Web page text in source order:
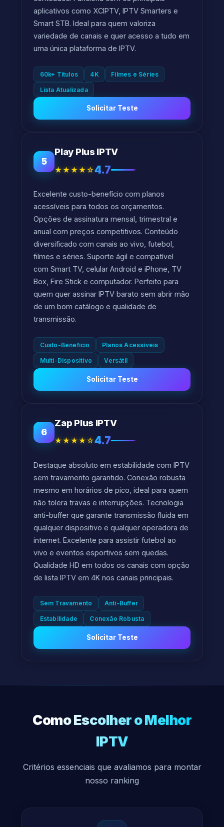
aplicativos como XCIPTV, IPTV Smarters e
Smart STB. Ideal para quem valoriza
variedade de canais e quer acesso a tudo em
uma única plataforma de IPTV.
60k+ Títulos 4K Filmes e Séries
Lista Atualizada
Solicitar Teste
5
Play Plus IPTV
★★★★☆4.7
Excelente custo-benefício com planos
acessíveis para todos os orçamentos.
Opções de assinatura mensal, trimestral e
anual com preços competitivos. Conteúdo
diversificado com canais ao vivo, futebol,
filmes e séries. Suporte ágil e compatível
com Smart TV, celular Android e iPhone, TV
Box, Fire Stick e computador. Perfeito para
quem quer assinar IPTV barato sem abrir mão
de um bom catálogo e qualidade de
transmissão.
Custo-Benefício Planos Acessíveis
Multi-Dispositivo Versátil
Solicitar Teste
6
Zap Plus IPTV
★★★★☆4.7
Destaque absoluto em estabilidade com IPTV
sem travamento garantido. Conexão robusta
mesmo em horários de pico, ideal para quem
não tolera travas e interrupções. Tecnologia
anti-buffer que garante transmissão fluida em
qualquer dispositivo e qualquer operadora de
internet. Excelente para assistir futebol ao
vivo e eventos esportivos sem quedas.
Qualidade HD em todos os canais com opção
de lista IPTV em 4K nos canais principais.
Sem Travamento Anti-Buffer
Estabilidade Conexão Robusta
Solicitar Teste
Como Escolher o Melhor
IPTV
Critérios essenciais que avaliamos para montar
nosso ranking